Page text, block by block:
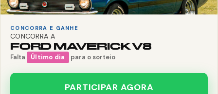
CONCORRA E GANHE
CONCORRA A
FORD MAVERICK V8
Falta Último dia para o sorteio
PARTICIPAR AGORA